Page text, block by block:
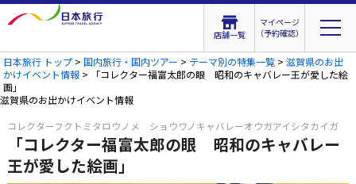
店舗一覧
マイページ
（予約確認）
日本旅行 トップ >国内旅行・国内ツアー > テーマ別の特集一覧 >滋賀県のお出
かけイベント情報 > 「コレクター福富太郎の眼 昭和のキャバレー王が愛した絵
画」
滋賀県のお出かけイベント情報
コレクターフクトミタロウノメ ショウワノキャバレーオウガアイシタカイガ
「コレクター福富太郎の眼 昭和のキャバレー
王が愛した絵画」